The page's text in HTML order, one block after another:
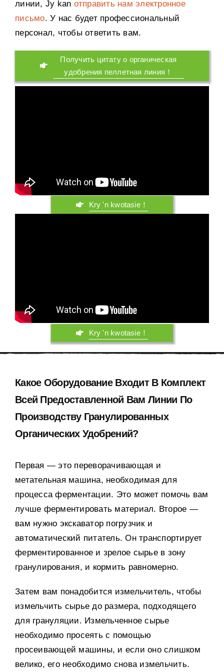
линии, Jy kan отправить нам электронное
письмо.У нас будет профессиональный
персонал, чтобы ответить вам.
Получить цитату о органическая
удобрения пеллетная линия！
Kry 'n kwotasie！
Kry 'n kwotasie！
Какое Оборудование Входит В Комплект
Всей Предоставленной Вам Линии По
Производству Гранулированных
Органических Удобрений?
Первая — это переворачивающая и
метательная машина, необходимая для
процесса ферментации. Это может помочь вам
лучше ферментировать материал. Второе —
вам нужно экскаватор погрузчик и
автоматический питатель.Он транспортирует
ферментированное и зрелое сырье в зону
гранулирования, и кормить равномерно.
Затем вам понадобится измельчитель, чтобы
измельчить сырье до размера, подходящего
для грануляции. Измельченное сырье
необходимо просеять с помощью
просеивающей машины, и если оно слишком
велико,его необходимо снова измельчить.